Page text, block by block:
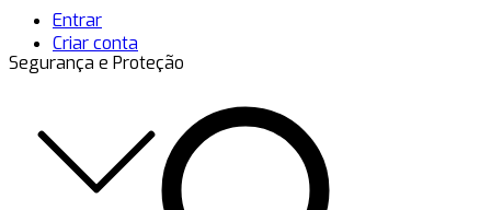
Segurança e Proteção
Entrar
Criar conta